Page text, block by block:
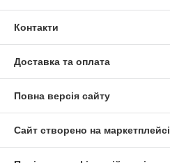
Контакти
Доставка та оплата
Повна версія сайту
Сайт створено на маркетплейсі